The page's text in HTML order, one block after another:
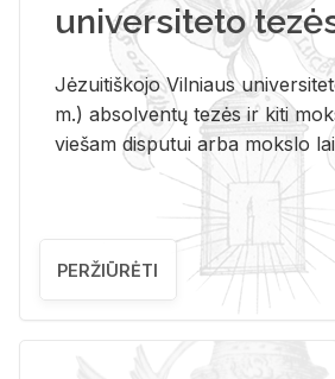
universiteto
Jėzuitiškojo Vilniaus
m.) absolventų tezės ir kiti
viešam disputui arba mokslo
PERŽIŪRĖTI